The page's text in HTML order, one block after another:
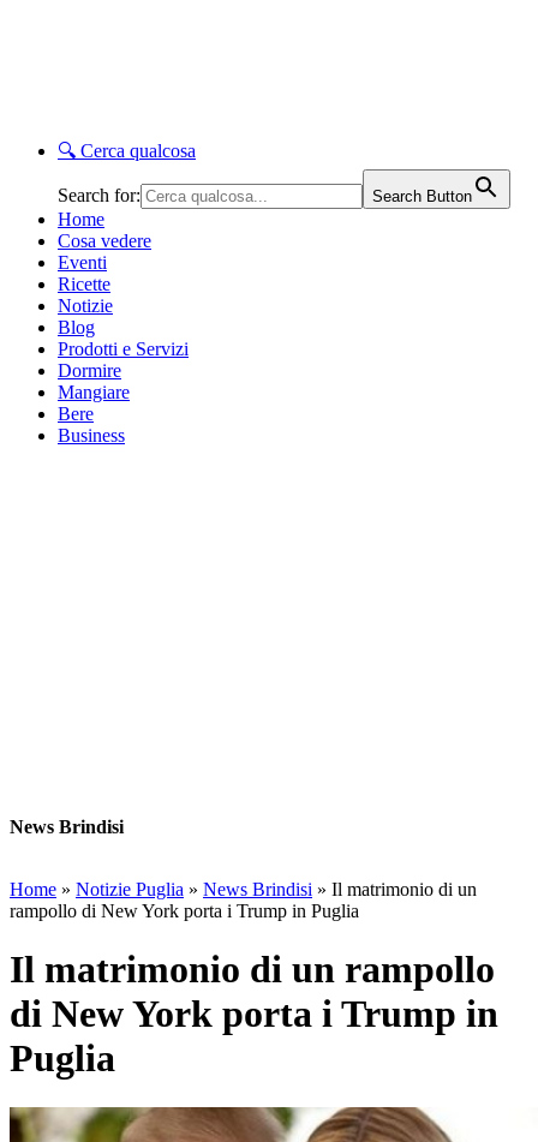
🔍 Cerca qualcosa
Search for: Search Button
Home
Cosa vedere
Eventi
Ricette
Notizie
Blog
Prodotti e Servizi
Dormire
Mangiare
Bere
Business
News Brindisi
Home » Notizie Puglia » News Brindisi » Il matrimonio di un
rampollo di New York porta i Trump in Puglia
Il matrimonio di un rampollo
di New York porta i Trump in
Puglia